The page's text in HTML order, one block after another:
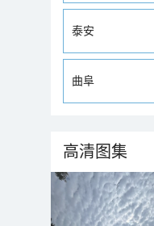
泰安
曲阜
高清图集